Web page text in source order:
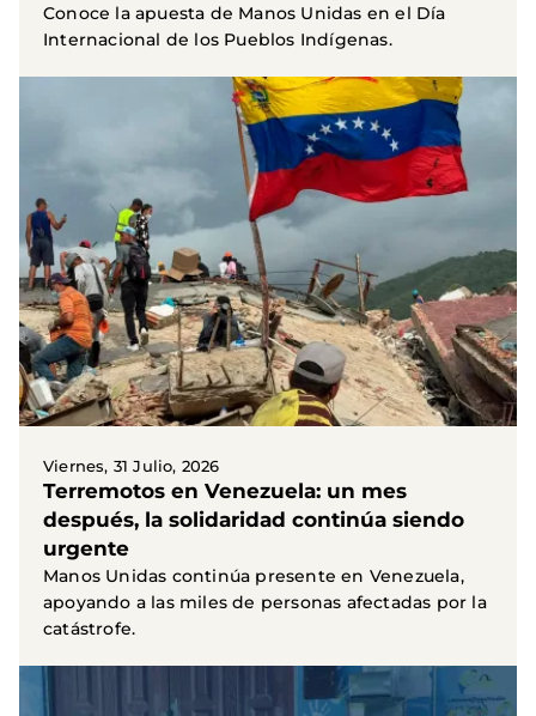
Conoce la apuesta de Manos Unidas en el Día
Internacional de los Pueblos Indígenas.
Viernes, 31 Julio, 2026
Terremotos en Venezuela: un mes
después, la solidaridad continúa siendo
urgente
Manos Unidas continúa presente en Venezuela,
apoyando a las miles de personas afectadas por la
catástrofe.